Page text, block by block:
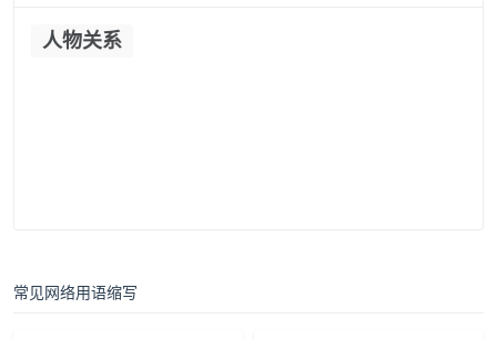
人物关系
常见网络用语缩写